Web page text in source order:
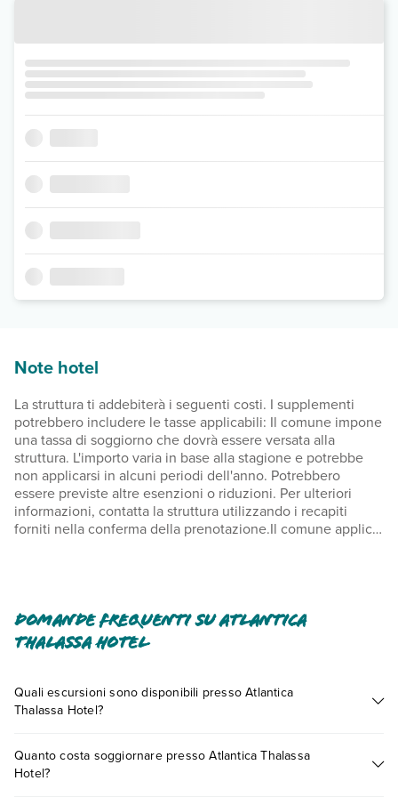
Note hotel
La struttura ti addebiterà i seguenti costi. I supplementi
potrebbero includere le tasse applicabili: Il comune impone
una tassa di soggiorno che dovrà essere versata alla
struttura. L'importo varia in base alla stagione e potrebbe
non applicarsi in alcuni periodi dell'anno. Potrebbero
essere previste altre esenzioni o riduzioni. Per ulteriori
informazioni, contatta la struttura utilizzando i recapiti
forniti nella conferma della prenotazione.Il comune applica
incluso tutti i costi che ci ha comunicato la struttura.
Cassaforte in camera: 3 EUR al giorno È possibile che
questo elenco non sia completo. Tariffe e depositi
modifiche.
informazioni, contatta direttamente la struttura utilizzando i
recapiti indicati nella conferma della prenotazione. La
Domande frequenti su Atlantica
Thalassa Hotel
Quali escursioni sono disponibili presso Atlantica
Thalassa Hotel?
presso Atlantica Thalassa Hotel. Scoprile tutte nella
dedicata
Quanto costa soggiornare presso Atlantica Thalassa
Hotel?